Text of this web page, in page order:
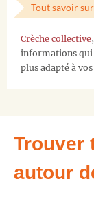
Tout savoir
Crèche collective,
informations qui
plus adapté à
Trouver
autour